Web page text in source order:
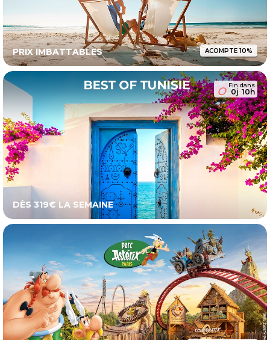
PRIX IMBATTABLES ACOMPTE 10%
Fin dans
0j 10h
DÈS 319€ LA SEMAINE